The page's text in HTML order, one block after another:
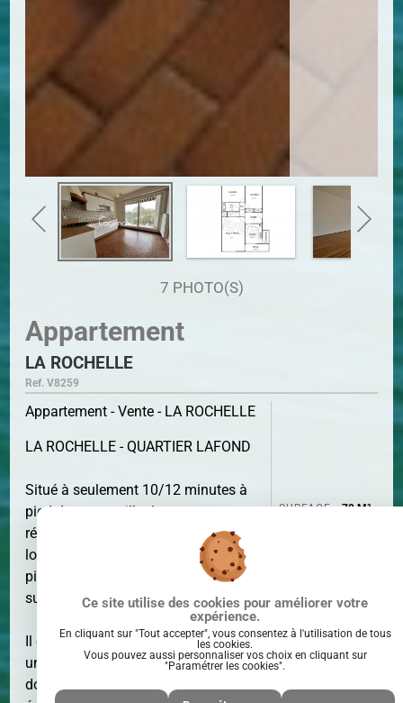
7 PHOTO(S)
Appartement
LA ROCHELLE
Ref. V8259
Appartement - Vente - LA ROCHELLE
LA ROCHELLE - QUARTIER LAFOND
Situé à seulement 10/12 minutes à
pied du centre ville dans une
résidence donnant sur verdure avec
local à vélos, appartement type 3
pièces exposé Sud offrant une
surface de 80 m² habitable.
Il comprend une entrée avec dressing,
un séjour exposé sud de 24 m²
douvrant sur terrasse, une cuisine
SURFACE 79 M²
Ce site utilise des cookies pour améliorer votre
expérience.
En cliquant sur "Tout accepter", vous consentez à l'utilisation de tous
les cookies.
Vous pouvez aussi personnaliser vos choix en cliquant sur
"Paramétrer les cookies".